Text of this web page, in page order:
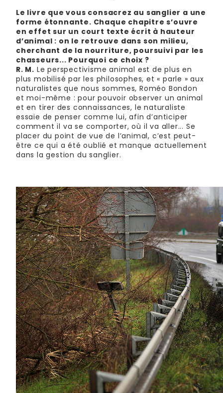
Le livre que vous consacrez au sanglier a une
forme étonnante. Chaque chapitre s’ouvre
en effet sur un court texte écrit à hauteur
d’animal : on le retrouve dans son milieu,
cherchant de la nourriture, poursuivi par les
chasseurs... Pourquoi ce choix ?
R. M. Le perspectivisme animal est de plus en
plus mobilisé par les philosophes, et « parle » aux
naturalistes que nous sommes, Roméo Bondon
et moi-même : pour pouvoir observer un animal
et en tirer des connaissances, le naturaliste
essaie de penser comme lui, afin d’anticiper
comment il va se comporter, où il va aller... Se
placer du point de vue de l’animal, c’est peut-
être ce qui a été oublié et manque actuellement
dans la gestion du sanglier.